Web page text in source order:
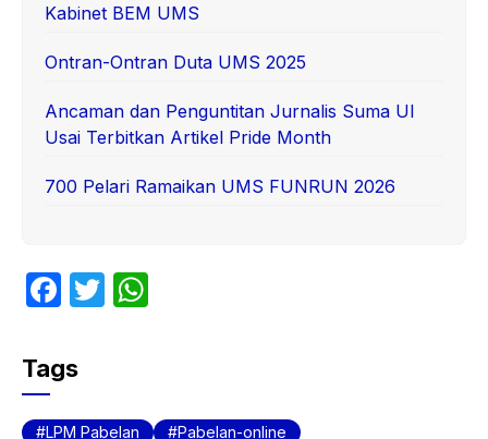
Kabinet BEM UMS
Ontran-Ontran Duta UMS 2025
Ancaman dan Penguntitan Jurnalis Suma UI
Usai Terbitkan Artikel Pride Month
700 Pelari Ramaikan UMS FUNRUN 2026
F
c
e
b
T
A
Tags
LPM Pabelan
Pabelan-online